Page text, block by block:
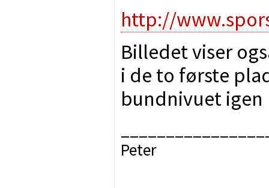
http://
Billedet viser
i de to første
bundnivuet
Peter